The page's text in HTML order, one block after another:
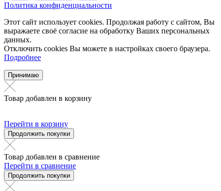
Политика конфиденциальности
Этот сайт использует cookies. Продолжая работу с сайтом, Вы
выражаете своё согласие на обработку Ваших персональных
данных.
Отключить cookies Вы можете в настройках своего браузера.
Подробнее
Принимаю
Товар добавлен в корзину
Перейти в корзину
Продолжить покупки
Товар добавлен в сравнение
Перейти в сравнение
Продолжить покупки